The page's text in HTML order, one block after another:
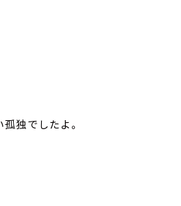
独でしたよ。